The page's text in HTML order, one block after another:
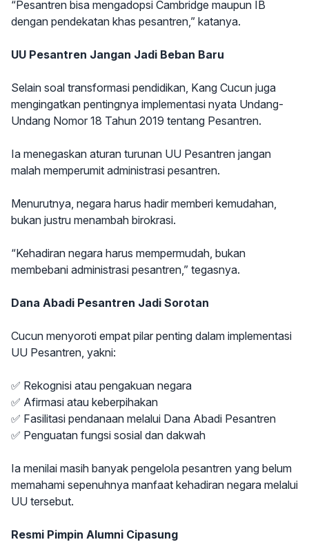
“Pesantren bisa mengadopsi Cambridge maupun IB
dengan pendekatan khas pesantren,” katanya.
UU Pesantren Jangan Jadi Beban Baru
Selain soal transformasi pendidikan, Kang Cucun juga
mengingatkan pentingnya implementasi nyata Undang-
Undang Nomor 18 Tahun 2019 tentang Pesantren.
Ia menegaskan aturan turunan UU Pesantren jangan
malah memperumit administrasi pesantren.
Menurutnya, negara harus hadir memberi kemudahan,
bukan justru menambah birokrasi.
“Kehadiran negara harus mempermudah, bukan
membebani administrasi pesantren,” tegasnya.
Dana Abadi Pesantren Jadi Sorotan
Cucun menyoroti empat pilar penting dalam implementasi
UU Pesantren, yakni:
✅ Rekognisi atau pengakuan negara
✅ Afirmasi atau keberpihakan
✅ Fasilitasi pendanaan melalui Dana Abadi Pesantren
✅ Penguatan fungsi sosial dan dakwah
Ia menilai masih banyak pengelola pesantren yang belum
memahami sepenuhnya manfaat kehadiran negara melalui
UU tersebut.
Resmi Pimpin Alumni Cipasung